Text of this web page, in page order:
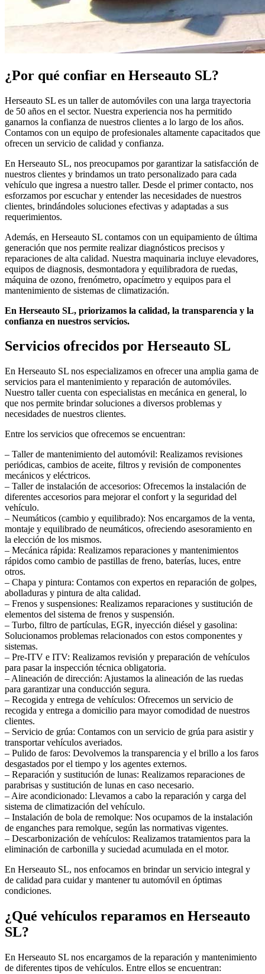
¿Por qué confiar en Herseauto SL?
Herseauto SL es un taller de automóviles con una larga trayectoria
de 50 años en el sector. Nuestra experiencia nos ha permitido
ganarnos la confianza de nuestros clientes a lo largo de los años.
Contamos con un equipo de profesionales altamente capacitados que
ofrecen un servicio de calidad y confianza.
En Herseauto SL, nos preocupamos por garantizar la satisfacción de
nuestros clientes y brindamos un trato personalizado para cada
vehículo que ingresa a nuestro taller. Desde el primer contacto, nos
esforzamos por escuchar y entender las necesidades de nuestros
clientes, brindándoles soluciones efectivas y adaptadas a sus
requerimientos.
Además, en Herseauto SL contamos con un equipamiento de última
generación que nos permite realizar diagnósticos precisos y
reparaciones de alta calidad. Nuestra maquinaria incluye elevadores,
equipos de diagnosis, desmontadora y equilibradora de ruedas,
máquina de ozono, frenómetro, opacímetro y equipos para el
mantenimiento de sistemas de climatización.
En Herseauto SL, priorizamos la calidad, la transparencia y la
confianza en nuestros servicios.
Servicios ofrecidos por Herseauto SL
En Herseauto SL nos especializamos en ofrecer una amplia gama de
servicios para el mantenimiento y reparación de automóviles.
Nuestro taller cuenta con especialistas en mecánica en general, lo
que nos permite brindar soluciones a diversos problemas y
necesidades de nuestros clientes.
Entre los servicios que ofrecemos se encuentran:
– Taller de mantenimiento del automóvil: Realizamos revisiones
periódicas, cambios de aceite, filtros y revisión de componentes
mecánicos y eléctricos.
– Taller de instalación de accesorios: Ofrecemos la instalación de
diferentes accesorios para mejorar el confort y la seguridad del
vehículo.
– Neumáticos (cambio y equilibrado): Nos encargamos de la venta,
montaje y equilibrado de neumáticos, ofreciendo asesoramiento en
la elección de los mismos.
– Mecánica rápida: Realizamos reparaciones y mantenimientos
rápidos como cambio de pastillas de freno, baterías, luces, entre
otros.
– Chapa y pintura: Contamos con expertos en reparación de golpes,
abolladuras y pintura de alta calidad.
– Frenos y suspensiones: Realizamos reparaciones y sustitución de
elementos del sistema de frenos y suspensión.
– Turbo, filtro de partículas, EGR, inyección diésel y gasolina:
Solucionamos problemas relacionados con estos componentes y
sistemas.
– Pre-ITV e ITV: Realizamos revisión y preparación de vehículos
para pasar la inspección técnica obligatoria.
– Alineación de dirección: Ajustamos la alineación de las ruedas
para garantizar una conducción segura.
– Recogida y entrega de vehículos: Ofrecemos un servicio de
recogida y entrega a domicilio para mayor comodidad de nuestros
clientes.
– Servicio de grúa: Contamos con un servicio de grúa para asistir y
transportar vehículos averiados.
– Pulido de faros: Devolvemos la transparencia y el brillo a los faros
desgastados por el tiempo y los agentes externos.
– Reparación y sustitución de lunas: Realizamos reparaciones de
parabrisas y sustitución de lunas en caso necesario.
– Aire acondicionado: Llevamos a cabo la reparación y carga del
sistema de climatización del vehículo.
– Instalación de bola de remolque: Nos ocupamos de la instalación
de enganches para remolque, según las normativas vigentes.
– Descarbonización de vehículos: Realizamos tratamientos para la
eliminación de carbonilla y suciedad acumulada en el motor.
En Herseauto SL, nos enfocamos en brindar un servicio integral y
de calidad para cuidar y mantener tu automóvil en óptimas
condiciones.
¿Qué vehículos reparamos en Herseauto
SL?
En Herseauto SL nos encargamos de la reparación y mantenimiento
de diferentes tipos de vehículos. Entre ellos se encuentran: